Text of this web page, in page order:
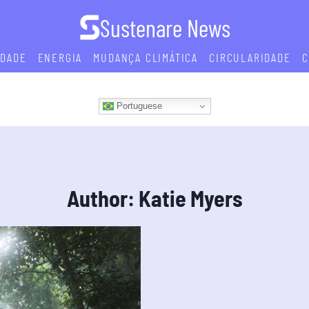
Sustenare News
ENERGIA MUDANÇA CLIMÁTICA CIRCULARIDADE
Portuguese
Author: Katie Myers